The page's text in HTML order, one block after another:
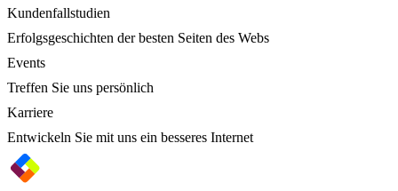
Kundenfallstudien
Erfolgsgeschichten der besten Seiten des Webs
Events
Treffen Sie uns persönlich
Karriere
Entwickeln Sie mit uns ein besseres Internet